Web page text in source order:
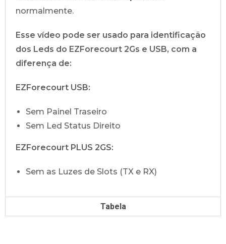
normalmente.
Esse vídeo pode ser usado para identificação
dos Leds do EZForecourt 2Gs e USB, com a
diferença de:
EZForecourt USB:
Sem Painel Traseiro
Sem Led Status Direito
EZForecourt PLUS 2GS:
Sem as Luzes de Slots (TX e RX)
Tabela